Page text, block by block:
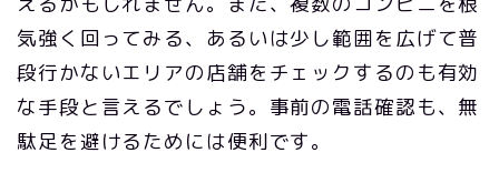
気強く回ってみる、あるいは少し範囲を広げて普
段行かないエリアの店舗をチェックするのも有効
な手段と言えるでしょう。事前の電話確認も、無
駄足を避けるためには便利です。